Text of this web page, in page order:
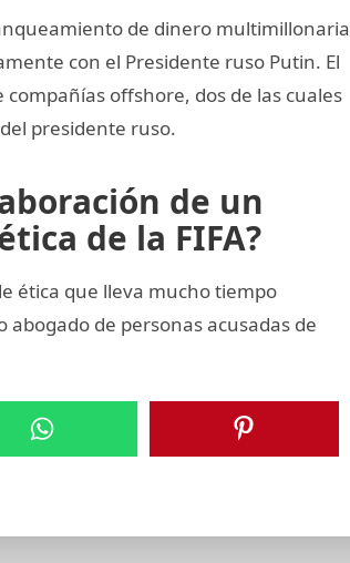
de dinero multimillonaria
con el Presidente ruso Putin. El
offshore, dos de las cuales
presidente ruso.
de un
de la FIFA?
ética que lleva mucho tiempo
de personas acusadas de